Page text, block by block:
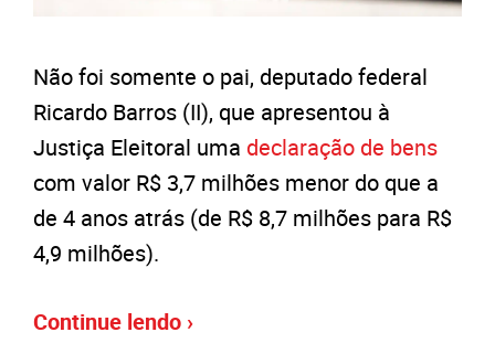
Não foi somente o pai, deputado federal
Ricardo Barros (II), que apresentou à
Justiça Eleitoral uma declaração de bens
com valor R$ 3,7 milhões menor do que a
de 4 anos atrás (de R$ 8,7 milhões para R$
4,9 milhões).
Continue lendo ›